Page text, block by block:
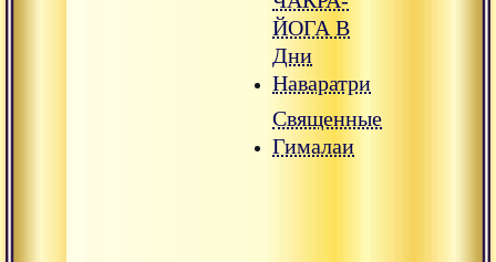
ЙОГА В
Дни
Наваратри
Священные
Гималаи